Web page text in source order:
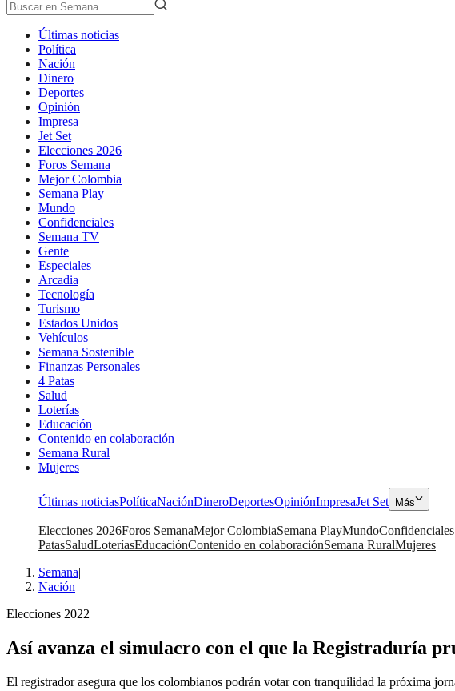
Últimas noticias
Política
Nación
Dinero
Deportes
Opinión
Impresa
Jet Set
Elecciones 2026
Foros Semana
Mejor Colombia
Semana Play
Mundo
Confidenciales
Semana TV
Gente
Especiales
Arcadia
Tecnología
Turismo
Estados Unidos
Vehículos
Semana Sostenible
Finanzas Personales
4 Patas
Salud
Loterías
Educación
Contenido en colaboración
Semana Rural
Mujeres
Últimas noticiasPolíticaNaciónDineroDeportesOpiniónImpresaJet Set Más
Elecciones 2026Foros SemanaMejor ColombiaSemana PlayMundoConfidenciales
PatasSaludLoteríasEducaciónContenido en colaboraciónSemana RuralMujeres
Semana|
Nación
Elecciones 2022
Así avanza el simulacro con el que la Registraduría
El registrador asegura que los colombianos podrán votar con tranquilidad la próxima